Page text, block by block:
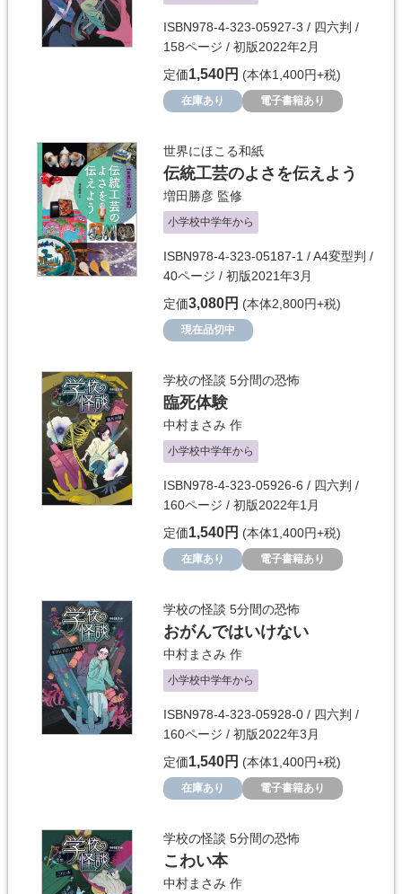
ISBN978-4-323-05927-3 / 四六判 /
158ページ / 初版2022年2月
定価1,540円 (本体1,400円+税)
在庫あり 電子書籍あり
世界にほこる和紙
伝統工芸のよさを伝えよう
増田勝彦 監修
小学校中学年から
ISBN978-4-323-05187-1 / A4変型判 /
40ページ / 初版2021年3月
定価3,080円 (本体2,800円+税)
現在品切中
学校の怪談 5分間の恐怖
臨死体験
中村まさみ 作
小学校中学年から
ISBN978-4-323-05926-6 / 四六判 /
160ページ / 初版2022年1月
定価1,540円 (本体1,400円+税)
在庫あり 電子書籍あり
学校の怪談 5分間の恐怖
おがんではいけない
中村まさみ 作
小学校中学年から
ISBN978-4-323-05928-0 / 四六判 /
160ページ / 初版2022年3月
定価1,540円 (本体1,400円+税)
在庫あり 電子書籍あり
学校の怪談 5分間の恐怖
こわい本
中村まさみ 作